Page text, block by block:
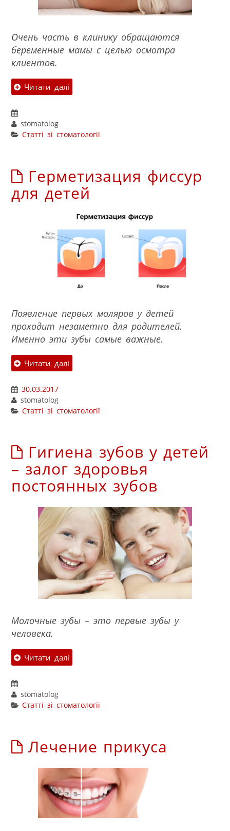
Очень часть в клинику обращаются
беременные мамы с целью осмотра
клиентов.
Читати далі
stomatolog
Статті зі стоматології
Герметизация фиссур
для детей
Появление первых моляров у детей
проходит незаметно для родителей.
Именно эти зубы самые важные.
Читати далі
30.03.2017
stomatolog
Статті зі стоматології
Гигиена зубов у детей
– залог здоровья
постоянных зубов
Молочные зубы – это первые зубы у
человека.
Читати далі
stomatolog
Статті зі стоматології
Лечение прикуса